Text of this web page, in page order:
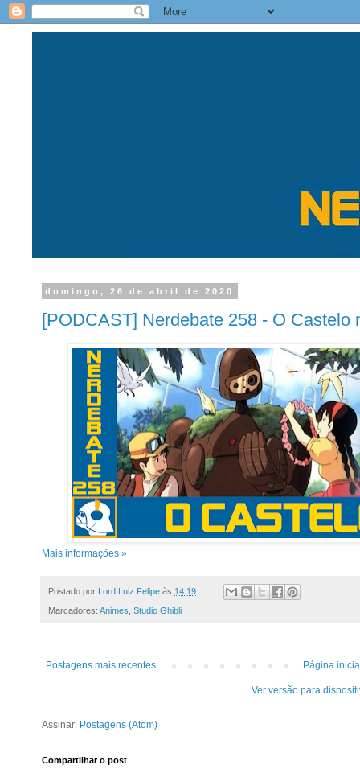
domingo, 26 de abril de 2020
[PODCAST] Nerdebate 258 - O Castelo
Mais informações »
Postado por Lord Luiz Felipe às 14:19
Marcadores: Animes Studio Ghibli
Postagens mais recentes Página
Ver versão para
Assinar: Postagens (Atom)
Compartilhar o post